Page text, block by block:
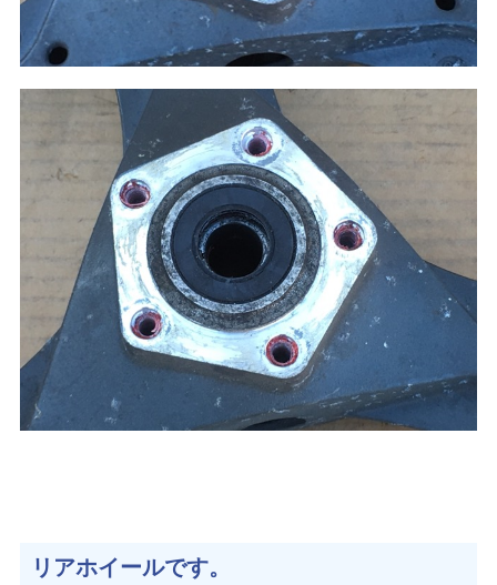
リアホイールです。